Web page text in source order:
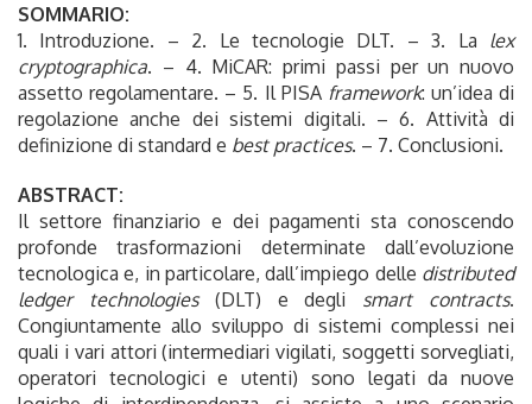
SOMMARIO:
1. Introduzione. – 2. Le tecnologie DLT. – 3. La lex
cryptographica. – 4. MiCAR: primi passi per un nuovo
assetto regolamentare. – 5. Il PISA framework: un’idea di
regolazione anche dei sistemi digitali. – 6. Attività di
definizione di standard e best practices. – 7. Conclusioni.
ABSTRACT:
Il settore finanziario e dei pagamenti sta conoscendo
profonde trasformazioni determinate dall’evoluzione
tecnologica e, in particolare, dall’impiego delle distributed
ledger technologies(DLT) e degli smart contracts.
Congiuntamente allo sviluppo di sistemi complessi nei
quali i vari attori (intermediari vigilati, soggetti sorvegliati,
operatori tecnologici e utenti) sono legati da nuove